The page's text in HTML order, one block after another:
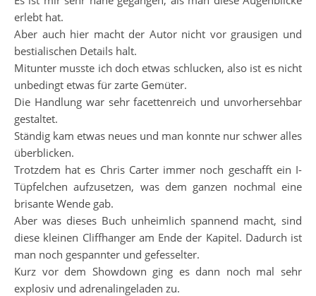
erlebt hat.
Aber auch hier macht der Autor nicht vor grausigen und
bestialischen Details halt.
Mitunter musste ich doch etwas schlucken, also ist es nicht
unbedingt etwas für zarte Gemüter.
Die Handlung war sehr facettenreich und unvorhersehbar
gestaltet.
Ständig kam etwas neues und man konnte nur schwer alles
überblicken.
Trotzdem hat es Chris Carter immer noch geschafft ein I-
Tüpfelchen aufzusetzen, was dem ganzen nochmal eine
brisante Wende gab.
Aber was dieses Buch unheimlich spannend macht, sind
diese kleinen Cliffhanger am Ende der Kapitel. Dadurch ist
man noch gespannter und gefesselter.
Kurz vor dem Showdown ging es dann noch mal sehr
explosiv und adrenalingeladen zu.